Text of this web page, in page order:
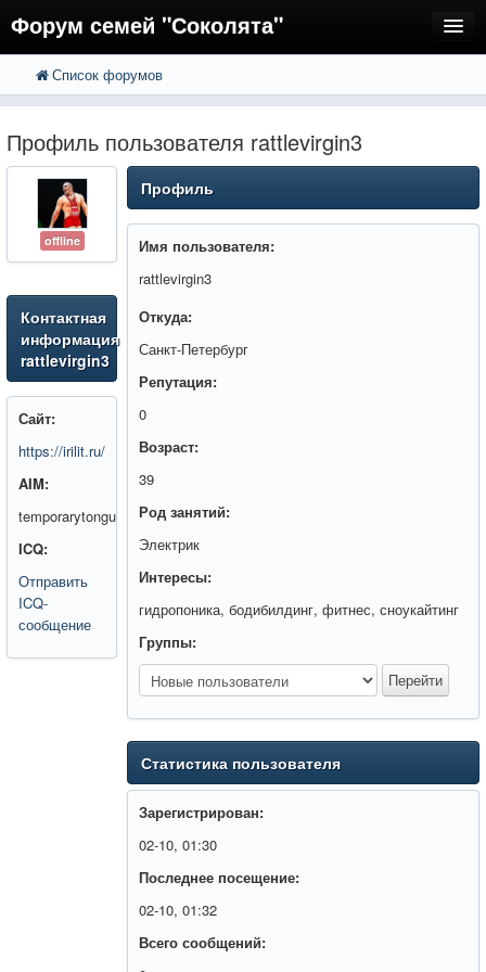
Форум семей "Соколята"
FAQ
Регистрация
Вход
Список форумов
Профиль пользователя rattlevirgin3
offline
Контактная
информация
rattlevirgin3
Сайт:
https://irilit.ru/
AIM:
temporarytongue
ICQ:
Отправить
ICQ-
сообщение
Профиль
Имя пользователя:
rattlevirgin3
Откуда:
Санкт-Петербург
Репутация:
0
Возраст:
39
Род занятий:
Электрик
Интересы:
гидропоника, бодибилдинг, фитнес, сноукайтинг
Группы:
Статистика пользователя
Зарегистрирован:
02-10, 01:30
Последнее посещение:
02-10, 01:32
Всего сообщений: